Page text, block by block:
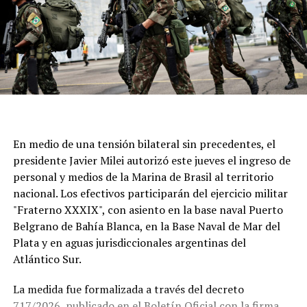
En medio de una tensión bilateral sin precedentes, el
presidente Javier Milei autorizó este jueves el ingreso de
personal y medios de la Marina de Brasil al territorio
nacional. Los efectivos participarán del ejercicio militar
"Fraterno XXXIX", con asiento en la base naval Puerto
Belgrano de Bahía Blanca, en la Base Naval de Mar del
Plata y en aguas jurisdiccionales argentinas del
Atlántico Sur.
La medida fue formalizada a través del decreto